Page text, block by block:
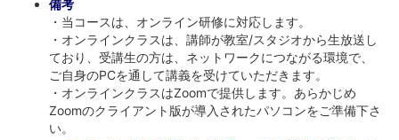
備考
・当コースは、オンライン研修に対応します。
・オンラインクラスは、講師が教室/スタジオから生放送し
ており、受講生の方は、ネットワークにつながる環境で、
ご自身のPCを通して講義を受けていただきます。
・オンラインクラスはZoomで提供します。あらかじめ
Zoomのクライアント版が導入されたパソコンをご準備下さ
い。